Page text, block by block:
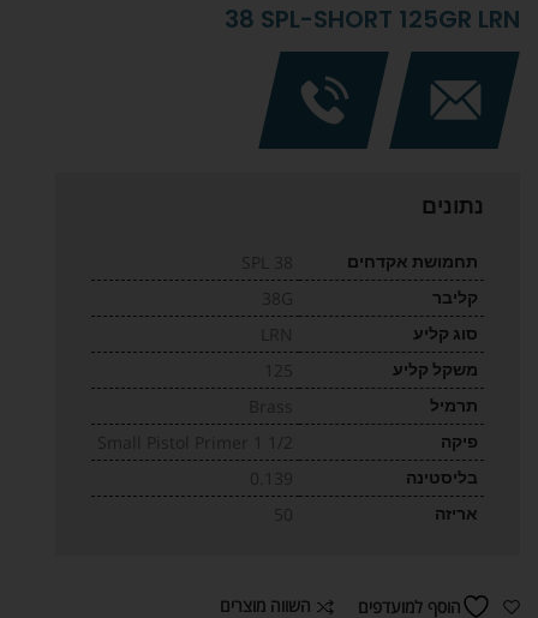
38 SPL-SHORT 125GR LRN
נתונים
תחמושת אקדחים
קליבר
סוג קליע
משקל קליע
תרמיל
פיקה
בליסטינה
אריזה
הוסף למועדפים השווה מוצרים